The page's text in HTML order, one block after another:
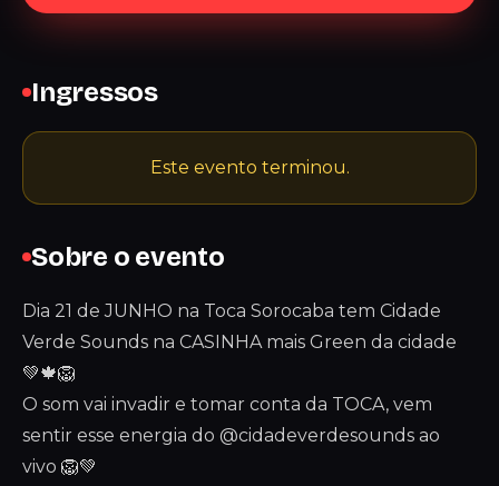
Sobre o evento
Dia 21 de JUNHO na Toca Sorocaba tem Cidade
Verde Sounds na CASINHA mais Green da cidade
💚🍁🦁
O som vai invadir e tomar conta da TOCA, vem
sentir esse energia do @cidadeverdesounds ao
vivo 🦁💚
Ingressos
Este evento terminou.